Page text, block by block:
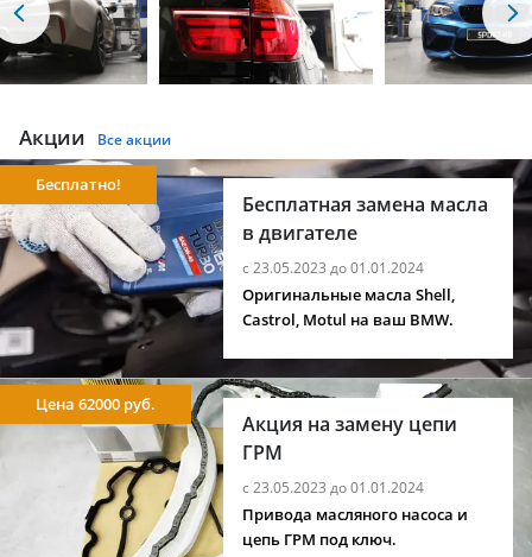
Акции Все акции
Бесплатная замена масла
в двигателе
с 23.05.2023 до 01.01.2024
Бесплатно!
Оригинальные масла Shell,
Castrol, Motul на ваш BMW.
Акция на замену цепи
ГРМ
с 23.05.2023 до 01.01.2024
Цена 62000 руб.
Привода масляного насоса и
цепь ГРМ под ключ.